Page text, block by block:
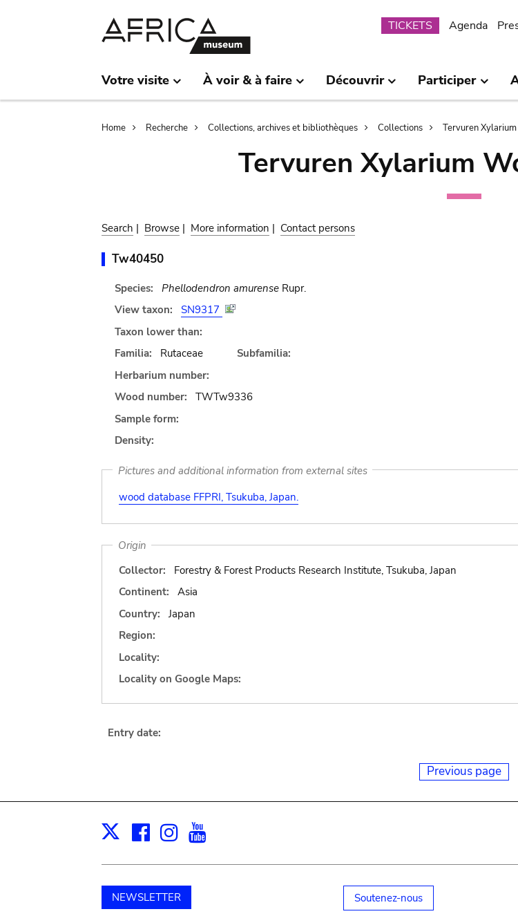
Submenu
TICKETS Agenda
Votre visite À voir & à faire Découvrir Participer
Breadcrumb
Home Recherche Collections, archives et bibliothèques Collections Tervuren
Tervuren Xylarium
Search | Browse | More information | Contact persons
Tw40450
Species: Phellodendron amurenseRupr.
View taxon:
SN9317
Taxon lower than:
Familia:
Rutaceae
Subfamilia:
Herbarium number:
Wood number:
TWTw9336
Sample form:
Density:
Pictures and additional information from external sites
wood database FFPRI, Tsukuba, Japan.
Origin
Collector:
Forestry & Forest Products Research Institute, Tsukuba, Japan
Continent:
Asia
Country:
Japan
Region:
Locality:
Locality on Google Maps:
Entry date:
Previous page
X Facebook
Instagram
NEWSLETTER Soutenez-nous